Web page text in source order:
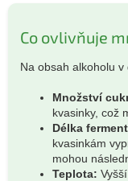
Co ovlivňuje
Na obsah alkoholu
Množství
kvasinky, což
Délka
kvasinkám
mohou
Teplota: